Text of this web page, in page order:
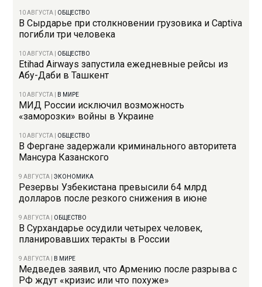
10 АВГУСТА ОБЩЕСТВО
В Сырдарье при столкновении грузовика и Captiva
погибли три человека
10 АВГУСТА ОБЩЕСТВО
Etihad Airways запустила ежедневные рейсы из
Абу-Даби в Ташкент
10 АВГУСТА В МИРЕ
МИД России исключил возможность
«заморозки» войны в Украине
10 АВГУСТА ОБЩЕСТВО
В Фергане задержали криминального авторитета
Мансура Казанского
9 АВГУСТА |ЭКОНОМИКА
Резервы Узбекистана превысили 64 млрд
долларов после резкого снижения в июне
9 АВГУСТА ОБЩЕСТВО
В Сурхандарье осудили четырех человек,
планировавших теракты в России
9 АВГУСТА В МИРЕ
Медведев заявил, что Армению после разрыва с
РФ ждут «кризис или что похуже»